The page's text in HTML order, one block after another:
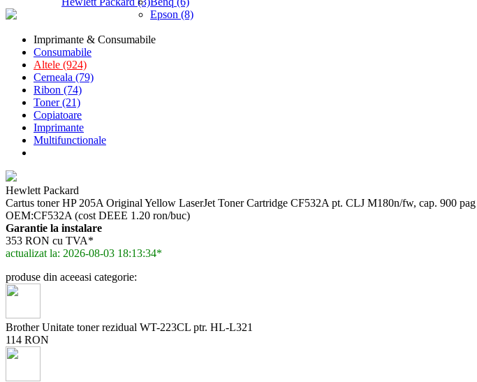
Epson (8)
Imprimante & Consumabile
Consumabile
Altele (924)
Cerneala (79)
Ribon (74)
Toner (21)
Copiatoare
Imprimante
Multifunctionale
Hewlett Packard
Cartus toner HP 205A Original Yellow LaserJet Toner Cartridge CF532A pt. CLJ M180n/fw, cap. 900 pag
OEM:CF532A (cost DEEE 1.20 ron/buc)
Garantie la instalare
353 RON cu TVA*
actualizat la: 2026-08-03 18:13:34*
produse din aceeasi categorie:
Brother Unitate toner rezidual WT-223CL ptr. HL-L321
114 RON